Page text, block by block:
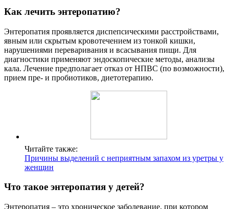
Как лечить энтеропатию?
Энтеропатия проявляется диспепсическими расстройствами,
явным или скрытым кровотечением из тонкой кишки,
нарушениями переваривания и всасывания пищи. Для
диагностики применяют эндоскопические методы, анализы
кала. Лечение предполагает отказ от НПВС (по возможности),
прием пре- и пробиотиков, диетотерапию.
Читайте также:
Причины выделений с неприятным запахом из уретры у
женщин
Что такое энтеропатия у детей?
Энтеропатия – это хроническое заболевание, при котором